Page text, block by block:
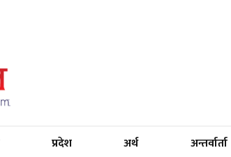
प्रदेश अर्थ अन्तर्वार्ता